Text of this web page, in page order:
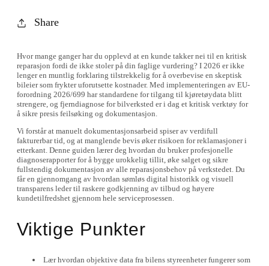
Share
Hvor mange ganger har du opplevd at en kunde takker nei til en kritisk
reparasjon fordi de ikke stoler på din faglige vurdering? I 2026 er ikke
lenger en muntlig forklaring tilstrekkelig for å overbevise en skeptisk
bileier som frykter uforutsette kostnader. Med implementeringen av EU-
forordning 2026/699 har standardene for tilgang til kjøretøydata blitt
strengere, og fjerndiagnose for bilverksted er i dag et kritisk verktøy for
å sikre presis feilsøking og dokumentasjon.
Vi forstår at manuelt dokumentasjonsarbeid spiser av verdifull
fakturerbar tid, og at manglende bevis øker risikoen for reklamasjoner i
etterkant. Denne guiden lærer deg hvordan du bruker profesjonelle
diagnoserapporter for å bygge urokkelig tillit, øke salget og sikre
fullstendig dokumentasjon av alle reparasjonsbehov på verkstedet. Du
får en gjennomgang av hvordan sømløs digital historikk og visuell
transparens leder til raskere godkjenning av tilbud og høyere
kundetilfredshet gjennom hele serviceprosessen.
Viktige Punkter
Lær hvordan objektive data fra bilens styreenheter fungerer som